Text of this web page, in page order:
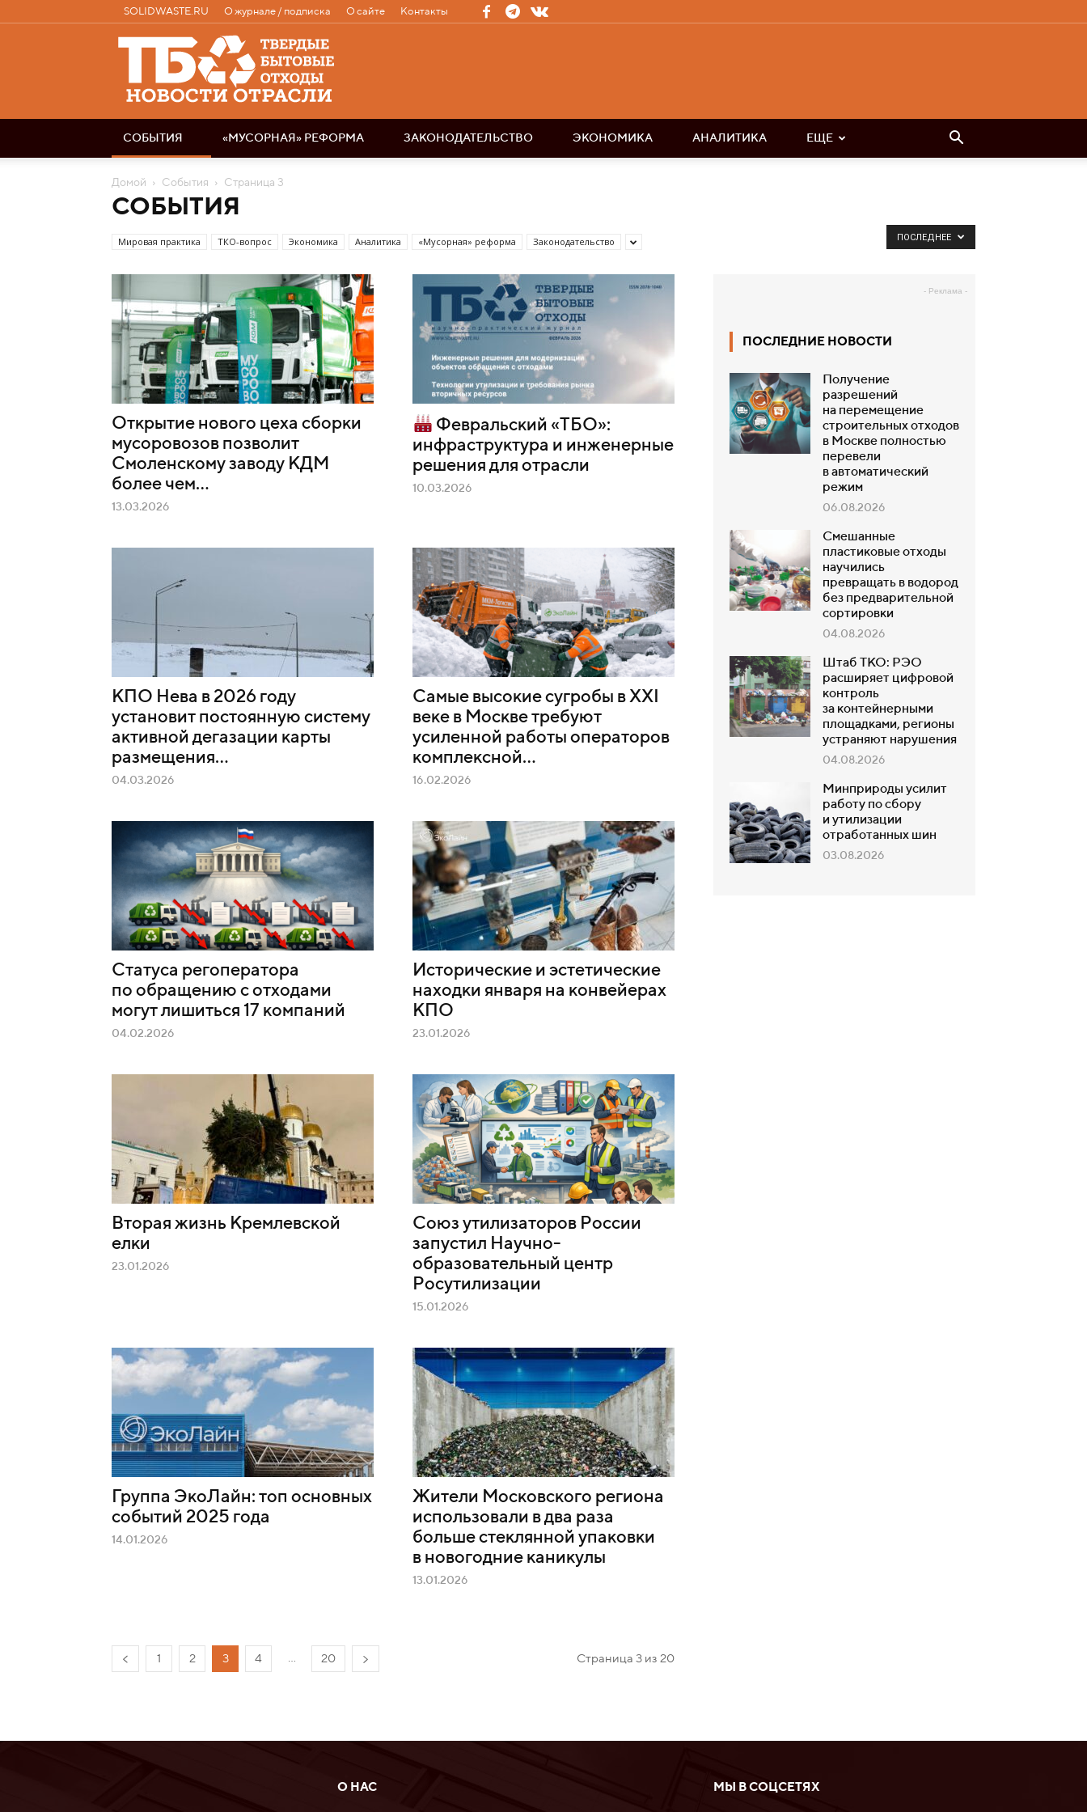
SOLIDWASTE.RU О журнале / подписка О сайте Контакты
Твердые
бытовые
отходы
|
СОБЫТИЯ «МУСОРНАЯ» РЕФОРМА ЗАКОНОДАТЕЛЬСТВО ЭКОНОМИКА АНАЛИТИКА ЕЩЕ
Домой События Страница 3
СОБЫТИЯ
Мировая практика ТКО-вопрос Экономика Аналитика «Мусорная» реформа Законодательство ПОСЛЕДНЕЕ
Открытие нового цеха сборки
мусоровозов позволит
Смоленскому заводу КДМ
более чем...
13.03.2026
Февральский «ТБО»:
инфраструктура и инженерные
решения для отрасли
10.03.2026
КПО Нева в 2026 году
установит постоянную систему
активной дегазации карты
размещения...
04.03.2026
Самые высокие сугробы в XXI
веке в Москве требуют
усиленной работы операторов
комплексной...
16.02.2026
Статуса регоператора
по обращению с отходами
могут лишиться 17 компаний
04.02.2026
Исторические и эстетические
находки января на конвейерах
КПО
23.01.2026
Вторая жизнь Кремлевской
елки
23.01.2026
Союз утилизаторов России
запустил Научно-
образовательный центр
Росутилизации
15.01.2026
Группа ЭкоЛайн: топ основных
событий 2025 года
14.01.2026
Жители Московского региона
использовали в два раза
больше стеклянной упаковки
в новогодние каникулы
13.01.2026
1 2 3 4 ... 20 Страница 3 из 20
- Реклама -
ПОСЛЕДНИЕ НОВОСТИ
Получение
разрешений
на перемещение
строительных отходов
в Москве полностью
перевели
в автоматический
режим
06.08.2026
Смешанные
пластиковые отходы
научились
превращать в водород
без предварительной
сортировки
04.08.2026
Штаб ТКО: РЭО
расширяет цифровой
контроль
за контейнерными
площадками, регионы
устраняют нарушения
04.08.2026
Минприроды усилит
работу по сбору
и утилизации
отработанных шин
03.08.2026
О НАС МЫ В СОЦСЕТЯХ